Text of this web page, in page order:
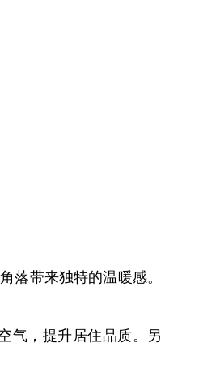
落带来独特的温暖感。
气，提升居住品质。另